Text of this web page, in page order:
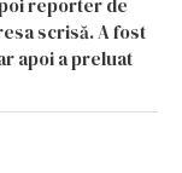
scrisă. A fost
apoi a preluat